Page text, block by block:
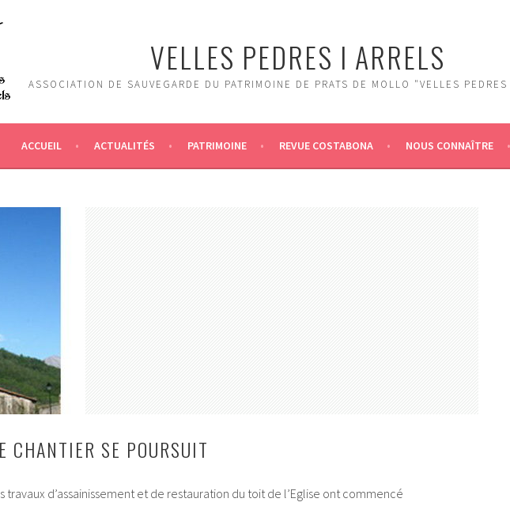
VELLES PEDRES I ARRELS
ASSOCIATION DE SAUVEGARDE DU PATRIMOINE DE PRATS DE MOLLO "VELLES
ACCUEIL ACTUALITÉS PATRIMOINE REVUE COSTABONA NOUS CONNAÎTRE
CHANTIER SE POURSUIT
travaux d’assainissement et de restauration du toit de l’Eglise ont commencé